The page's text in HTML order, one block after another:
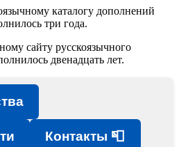
каталогу дополнений
три года.
сайту русскоязычного
двенадцать лет.
Контакты 📮